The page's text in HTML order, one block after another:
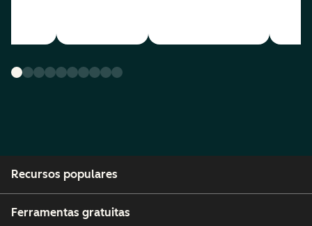
Recursos populares
Ferramentas gratuitas